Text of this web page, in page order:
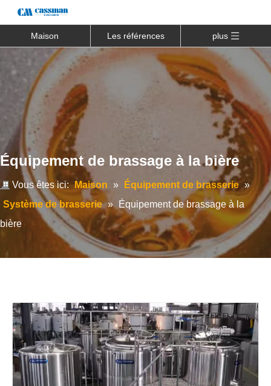
Maison Les références plus
Équipement de brassage à la bière
Vous êtes ici: Maison » Équipement de brasserie »
Système de brasserie » Équipement de brassage à la
bière